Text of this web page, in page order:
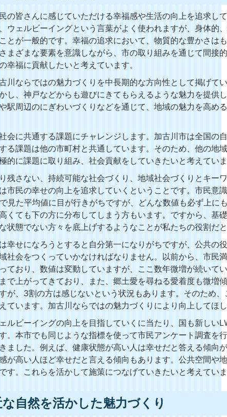
の皆さんに感じていただける幸福感や生活の向上を追求し
ウェルビーイングという言葉がよく使われますが、身体的
とが一般的です。幸福の追求において、物質的な豊かさは
まざまな要素を意識しながら、市の取り組みを通じて間接
幸福に貢献したいと考えています。
川ならではの魅力づくりを中長期的な方向性として掲げて
し、神戸などからも遊びにきてもらえるような魅力を提供
駅周辺のにぎわいづくりなどを通じて、地域の魅力を高め
会に共通する課題にチャレンジします。加古川市は全国の
る課題は他の市町村と共通しています。そのため、他の地
的に課題に取り組み、社会貢献をしていきたいと考えていま
残さない、持続可能な社会づくり、地域社会づくりとキー
市民の幸せの向上を追求していくということです。市民意
見た平均値に目が行きがちですが、どんな数値も必ず上に
くても下の方に分布してしまう方もいます。ですから、基
状態でない方々を底上げするようなことが私たちの役割だと
幸せになろうとすると自分第一になりがちですが、公共の
社会をつくっていかなければなりません。以前から、市民
ており、数値は変動していますが、ここ数年微増が続いて
で上がってきており、また、郷土愛を尋ねる愛着度も微増
が、3割の方は感じないという状況もあります。そのため
ています。加古川ならではの魅力づくりにより向上してほし
ルビーイングの向上を目指していくに当たり、国も新しい
。本市でも同じような指標を使って市民アンケート調査を
ました。例えば、健康状態が高い人は幸せだと答える傾向
が高い人ほど幸せだと言える傾向もあります。公共空間や
す。これらを活かして施策につなげていきたいと考えていま
自然を活かした魅力づくり